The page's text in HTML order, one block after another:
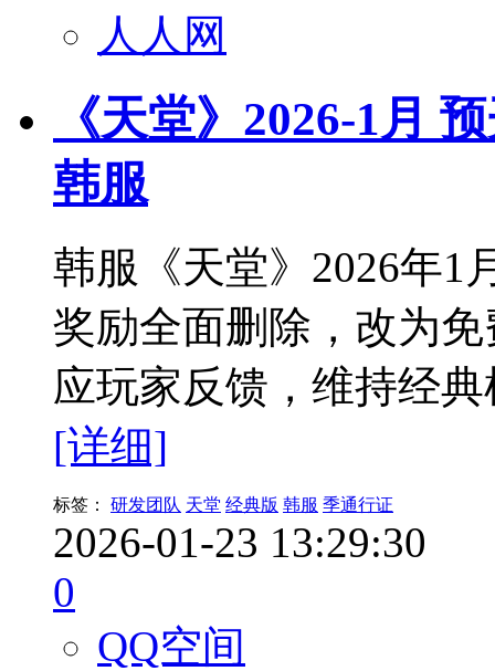
人人网
《天堂》2026-1月
韩服
韩服《天堂》2026年1
奖励全面删除，改为
应玩家反馈，维持经
[详细]
标签： 研发团队 天堂 经典版 韩服 季通行证
2026-01-23 13:29:30
0
QQ空间